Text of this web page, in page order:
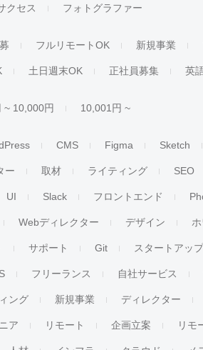
クセス フォトグラファー
フルリモートOK 新規事業
土日週末OK 正社員募集 英
~ 10,000円 10,001円 ~
CMS Figma Sketch
ー 取材 ライティング SEO
UI Slack フロントエンド
Webディレクター デザイン
サポート Git スタートアッ
フリーランス 自社サービス
ング 新規事業 ディレクター
ア リモート 企画立案 リモ